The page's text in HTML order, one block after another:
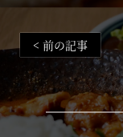
< 前の記事